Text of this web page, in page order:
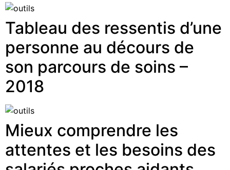
Tableau des ressentis d’une
personne au décours de
son parcours de soins –
2018
Mieux comprendre les
attentes et les besoins des